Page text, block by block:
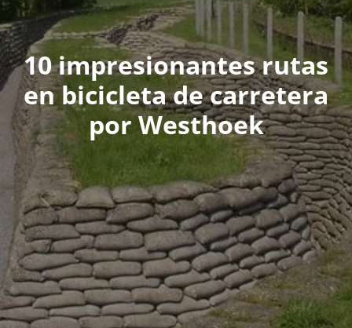
10 impresionantes rutas
en bicicleta de carretera
por Westhoek